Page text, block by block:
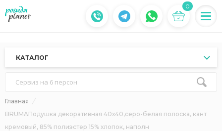
0
КАТАЛОГ
Сервиз на 6 персон
Главная
BRUMAПодушка декоративная 40х40,серо-белая полоска, кант
кремовый, 85% полиэстер 15% хлопок, наполн